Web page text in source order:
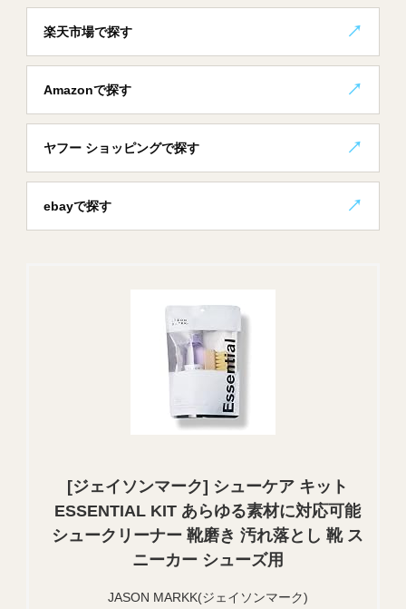
楽天市場で探す
Amazonで探す
ヤフー ショッピングで探す
ebayで探す
[ジェイソンマーク] シューケア キット
ESSENTIAL KIT あらゆる素材に対応可能
シュークリーナー 靴磨き 汚れ落とし 靴 ス
ニーカー シューズ用
JASON MARKK(ジェイソンマーク)